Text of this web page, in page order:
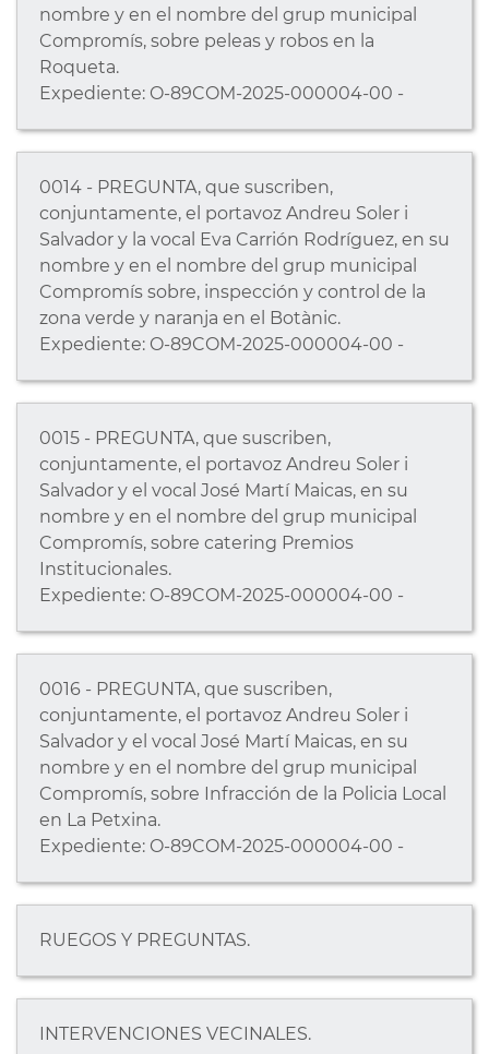
nombre y en el nombre del grup municipal
Compromís, sobre peleas y robos en la
Roqueta.
Expediente: O-89COM-2025-000004-00 -
0014 - PREGUNTA, que suscriben,
conjuntamente, el portavoz Andreu Soler i
Salvador y la vocal Eva Carrión Rodríguez, en su
nombre y en el nombre del grup municipal
Compromís sobre, inspección y control de la
zona verde y naranja en el Botànic.
Expediente: O-89COM-2025-000004-00 -
0015 - PREGUNTA, que suscriben,
conjuntamente, el portavoz Andreu Soler i
Salvador y el vocal José Martí Maicas, en su
nombre y en el nombre del grup municipal
Compromís, sobre catering Premios
Institucionales.
Expediente: O-89COM-2025-000004-00 -
0016 - PREGUNTA, que suscriben,
conjuntamente, el portavoz Andreu Soler i
Salvador y el vocal José Martí Maicas, en su
nombre y en el nombre del grup municipal
Compromís, sobre Infracción de la Policia Local
en La Petxina.
Expediente: O-89COM-2025-000004-00 -
RUEGOS Y PREGUNTAS.
INTERVENCIONES VECINALES.